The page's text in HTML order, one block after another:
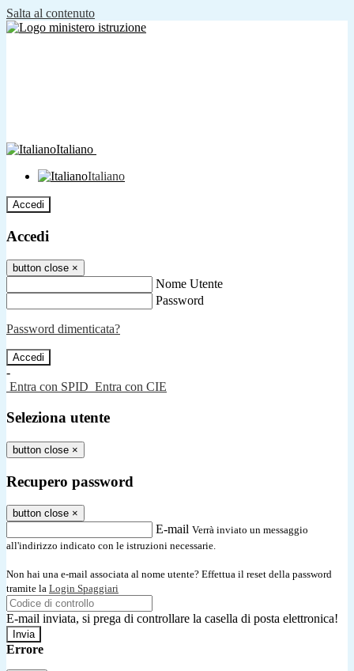
Salta al contenuto
Italiano
Italiano
Accedi
Accedi
button close ×
Nome Utente
Password
Password dimenticata?
-
Entra con SPID Entra con CIE
Seleziona utente
button close ×
Recupero password
button close ×
E-mail Verrà inviato un messaggio
all'indirizzo indicato con le istruzioni necessarie.
Non hai una e-mail associata al nome utente? Effettua il reset della password
tramite la Login Spaggiari
E-mail inviata, si prega di controllare la casella di posta elettronica!
Errore